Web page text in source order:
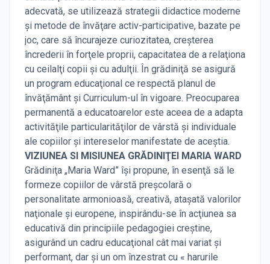
adecvată, se utilizează strategii didactice moderne
şi metode de învăţare activ-participative, bazate pe
joc, care să încurajeze curiozitatea, creşterea
încrederii în forţele proprii, capacitatea de a relaţiona
cu ceilalţi copii şi cu adulţii. În grădiniţă se asigură
un program educaţional ce respectă planul de
învăţământ şi Curriculum-ul în vigoare. Preocuparea
permanentă a educatoarelor este aceea de a adapta
activităţile particularităţilor de vârstă şi individuale
ale copiilor şi intereselor manifestate de aceştia.
VIZIUNEA SI MISIUNEA GRĂDINIŢEI MARIA WARD
Grădiniţa „Maria Ward” îşi propune, în esenţă să le
formeze copiilor de vârstă preşcolară o
personalitate armonioasă, creativă, ataşată valorilor
naţionale şi europene, inspirându-se în acţiunea sa
educativă din principiile pedagogiei creştine,
asigurând un cadru educaţional cât mai variat şi
performant, dar şi un om înzestrat cu « harurile